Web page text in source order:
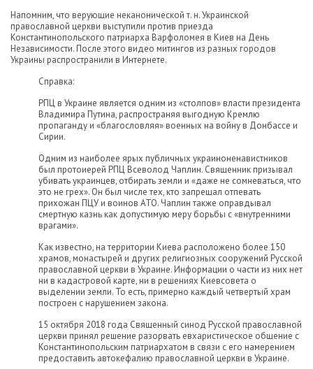
Напомним, что верующие неканонической т. н. Украинской
православной церкви выступили против приезда
Константинопольского патриарха Варфоломея в Киев на День
Независимости. После этого видео митингов из разных городов
Украины распространили в Интернете.
Справка:
РПЦ в Украине является одним из «столпов» власти президента
Владимира Путина, распространяя выгодную Кремлю
пропаганду и «благословляя» военных на войну в Донбассе и
Сирии.
Одним из наиболее ярых публичных украиноненавистников
был протоиерей РПЦ Всеволод Чаплин. Священник призывал
убивать украинцев, отбирать земли и «даже не сомневаться, что
это не грех». Он был числе тех, кто запрещал отпевать
прихожан ПЦУ и воинов АТО. Чаплин также оправдывал
смертную казнь как допустимую меру борьбы с «внутренними
врагами».
Как известно, на территории Киева расположено более 150
храмов, монастырей и других религиозных сооружений Русской
православной церкви в Украине. Информации о части из них нет
ни в кадастровой карте, ни в решениях Киевсовета о
выделении земли. То есть, примерно каждый четвертый храм
построен с нарушением закона.
15 октября 2018 года Священный синод Русской православной
церкви принял решение разорвать евхаристическое общение с
Константинопольским патриархатом в связи с его намерением
предоставить автокефалию православной церкви в Украине.